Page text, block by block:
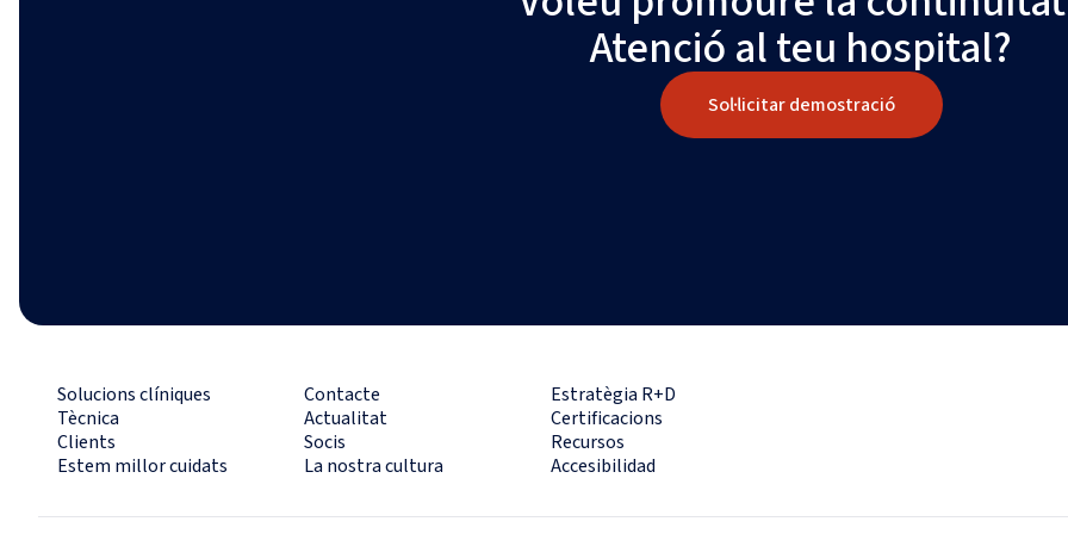
Atenció al teu hospital?
Sol·licitar demostració
Solucions clíniques
Tècnica
Clients
Estem millor cuidats
Contacte
Actualitat
Socis
La nostra cultura
Estratègia R+D
Certificacions
Recursos
Accesibilidad